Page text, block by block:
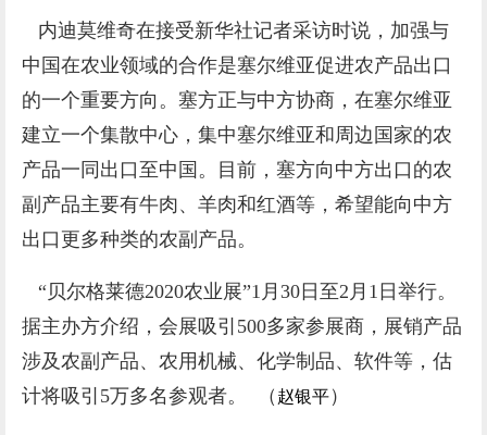
内迪莫维奇在接受新华社记者采访时说，加强与
中国在农业领域的合作是塞尔维亚促进农产品出口
的一个重要方向。塞方正与中方协商，在塞尔维亚
建立一个集散中心，集中塞尔维亚和周边国家的农
产品一同出口至中国。目前，塞方向中方出口的农
副产品主要有牛肉、羊肉和红酒等，希望能向中方
出口更多种类的农副产品。
“贝尔格莱德2020农业展”1月30日至2月1日举行。
据主办方介绍，会展吸引500多家参展商，展销产品
涉及农副产品、农用机械、化学制品、软件等，估
计将吸引5万多名参观者。
（ 赵银平）